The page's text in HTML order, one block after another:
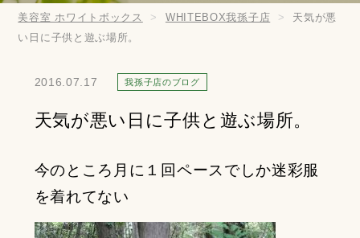
美容室 ホワイトボックス WHITEBOX我孫子店
天気が悪
い日に子供と遊ぶ場所。
2016.07.17 我孫子店のブログ
天気が悪い日に子供と遊ぶ場所。
今のところ月に１回ペースでしか迷彩服
を着れてない